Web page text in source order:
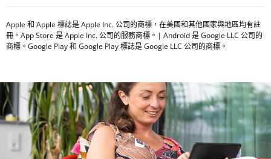
Apple 和 Apple 標誌是 Apple Inc. 公司的商標，在美國和其他國家與地區均有註
冊。App Store 是 Apple Inc. 公司的服務商標。| Android 是 Google LLC 公司的
商標。Google Play 和 Google Play 標誌是 Google LLC 公司的商標。